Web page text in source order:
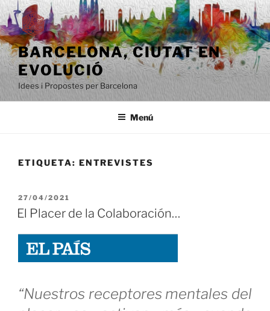
Saltar
al
contenido
BARCELONA, ​​CIUTAT EN
EVOLUCIÓ
Idees i Propostes per Barcelona
Menú
ETIQUETA: ENTREVISTES
PUBLICADO
EL
27/04/2021
El Placer de la Colaboración…
“Nuestros receptores mentales del